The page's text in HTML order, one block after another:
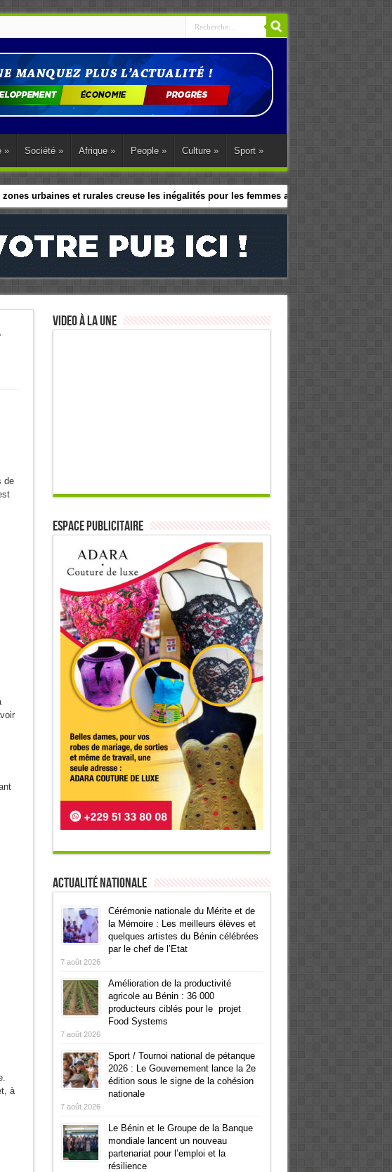
» Société » Afrique » People » Culture » Sport »
urbaines et rurales creuse les inégalités pour les femmes africaines
de
à
Video à la Une
ESPACE PUBLICITAIRE
Actualité Nationale
Cérémonie nationale du Mérite et de
la Mémoire : Les meilleurs élèves et
quelques artistes du Bénin célébrées
par le chef de l’Etat
7 août 2026
Amélioration de la productivité
agricole au Bénin : 36 000
producteurs ciblés pour le projet
Food Systems
7 août 2026
Sport / Tournoi national de pétanque
2026 : Le Gouvernement lance la 2e
édition sous le signe de la cohésion
nationale
7 août 2026
Le Bénin et le Groupe de la Banque
mondiale lancent un nouveau
partenariat pour l’emploi et la
résilience